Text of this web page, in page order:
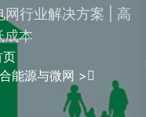
网行业解决方案 | 高
成本
页
能源与微网 >